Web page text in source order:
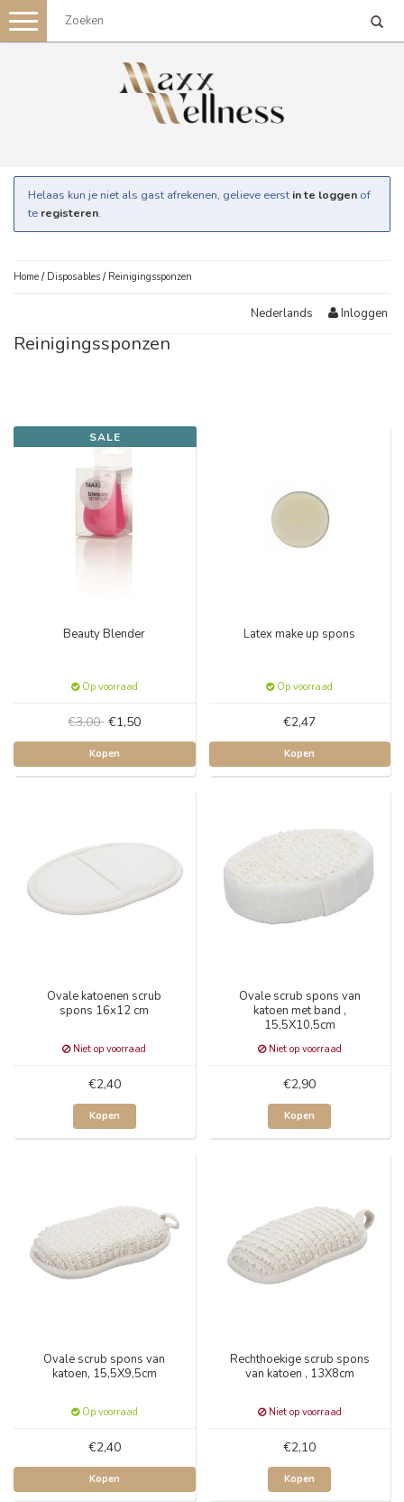
Toggle
navigation
Helaas kun je niet als gast afrekenen, gelieve eerst in te loggen of
te registeren.
Home / Disposables / Reinigingssponzen
Nederlands Inloggen
Reinigingssponzen
SALE
Beauty Blender
Op voorraad
€3,00 €1,50
Kopen
Latex make up spons
Op voorraad
€2,47
Kopen
Ovale katoenen scrub
spons 16x12 cm
Niet op voorraad
€2,40
Kopen
Ovale scrub spons van
katoen met band ,
15,5X10,5cm
Niet op voorraad
€2,90
Kopen
Ovale scrub spons van
katoen, 15,5X9,5cm
Op voorraad
€2,40
Kopen
Rechthoekige scrub spons
van katoen , 13X8cm
Niet op voorraad
€2,10
Kopen